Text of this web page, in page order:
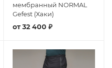
мембранный NORMAL
Gefest (Хаки)
от32 400 ₽